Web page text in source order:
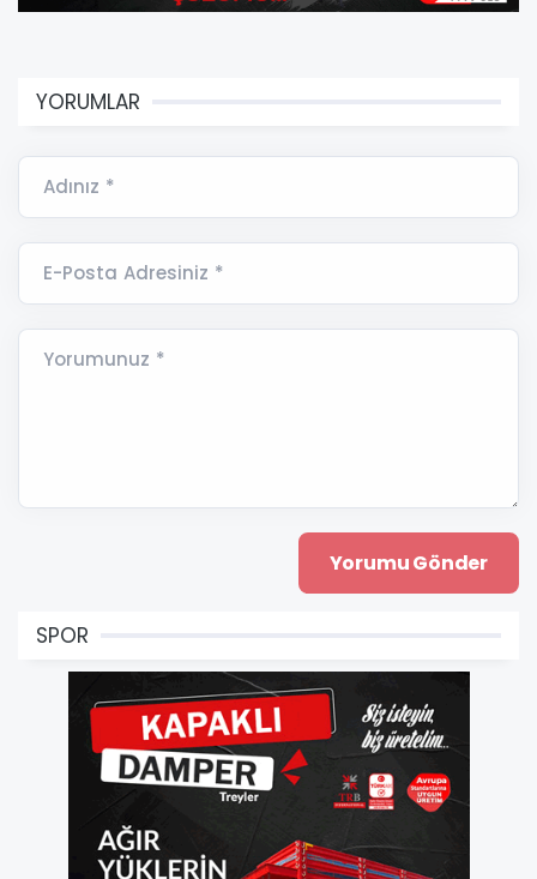
YORUMLAR
Adınız *
E-Posta Adresiniz *
Yorumunuz *
SPOR